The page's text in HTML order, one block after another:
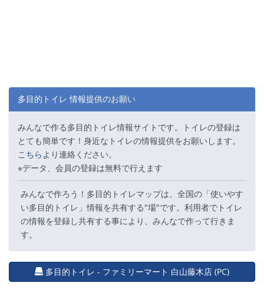
多目的トイレ 情報提供のお願い
みんなで作る多目的トイレ情報サイトです。トイレの登録は
とても簡単です！身近なトイレの情報提供をお願いします。
こちらより連絡ください。
※データ、会員の登録は無料で行えます
みんなで作ろう！多目的トイレマップは、全国の「使いやす
い多目的トイレ」情報を共有する"場"です。利用者でトイレ
の情報を登録し共有する事により、みんなで作って行きま
す。
多目的トイレ - ファミリーマート 白山藤木店 (PC)